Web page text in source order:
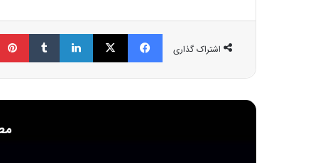
اشتراک گذاری
فیسبوک ایکس لینکداین تامبلر